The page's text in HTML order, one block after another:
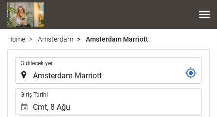
Home Amsterdam Amsterdam Marriott
Gidilecek yer
Giriş Tarihi